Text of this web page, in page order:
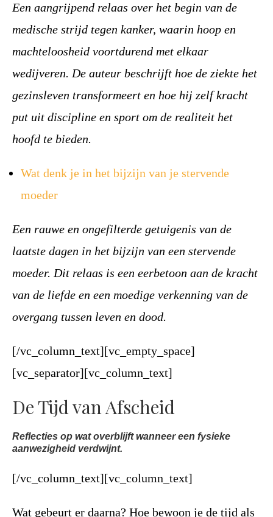
Een aangrijpend relaas over het begin van de
medische strijd tegen kanker, waarin hoop en
machteloosheid voortdurend met elkaar
wedijveren. De auteur beschrijft hoe de ziekte het
gezinsleven transformeert en hoe hij zelf kracht
put uit discipline en sport om de realiteit het
hoofd te bieden.
Wat denk je in het bijzijn van je stervende
moeder
Een rauwe en ongefilterde getuigenis van de
laatste dagen in het bijzijn van een stervende
moeder. Dit relaas is een eerbetoon aan de kracht
van de liefde en een moedige verkenning van de
overgang tussen leven en dood.
[/vc_column_text][vc_empty_space]
[vc_separator][vc_column_text]
De Tijd van Afscheid
Reflecties op wat overblijft wanneer een fysieke
aanwezigheid verdwijnt.
[/vc_column_text][vc_column_text]
Wat gebeurt er daarna? Hoe bewoon je de tijd als